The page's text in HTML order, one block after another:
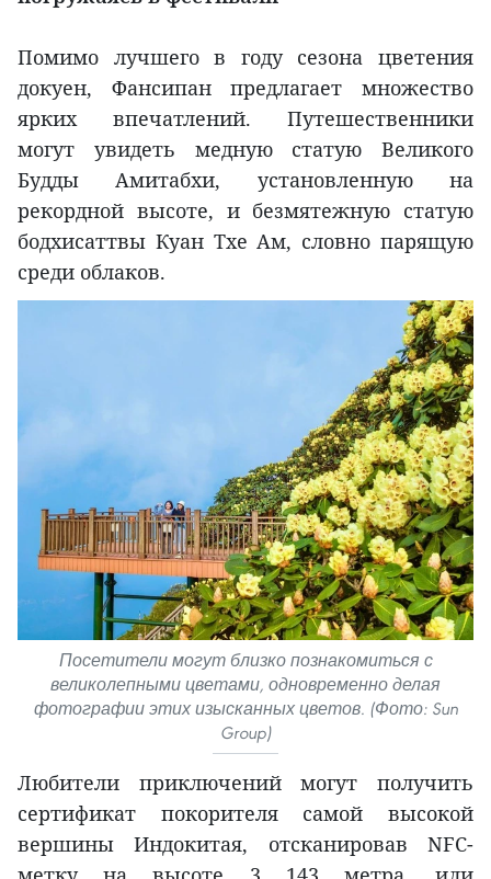
Помимо лучшего в году сезона цветения
докуен, Фансипан предлагает множество
ярких впечатлений. Путешественники
могут увидеть медную статую Великого
Будды Амитабхи, установленную на
рекордной высоте, и безмятежную статую
бодхисаттвы Куан Тхе Ам, словно парящую
среди облаков.
Посетители могут близко познакомиться с
великолепными цветами, одновременно делая
фотографии этих изысканных цветов. (Фото: Sun
Group)
Любители приключений могут получить
сертификат покорителя самой высокой
вершины Индокитая, отсканировав NFC-